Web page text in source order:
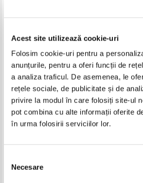
Acest site utilizează cookie-uri
Folosim cookie-uri pentru a
anunțurile, pentru a oferi funcții de
a analiza traficul. De asemenea, le
rețele sociale, de publicitate și de
privire la modul în care folosiți site-ul
pot combina cu alte informații oferite
în urma folosirii serviciilor lor.
consimțământului
Necesare
Norman Vincent Peale - Forta
24,00 Lei
Adaugă în coș
John